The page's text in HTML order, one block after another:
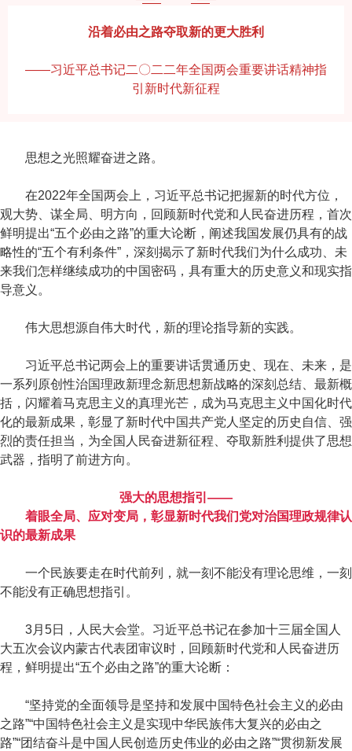
沿着必由之路夺取新的更大胜利
——习近平总书记二〇二二年全国两会重要讲话精神指
引新时代新征程
思想之光照耀奋进之路。
在2022年全国两会上，习近平总书记把握新的时代方位，
观大势、谋全局、明方向，回顾新时代党和人民奋进历程，首次
鲜明提出“五个必由之路”的重大论断，阐述我国发展仍具有的战
略性的“五个有利条件”，深刻揭示了新时代我们为什么成功、未
来我们怎样继续成功的中国密码，具有重大的历史意义和现实指
导意义。
伟大思想源自伟大时代，新的理论指导新的实践。
习近平总书记两会上的重要讲话贯通历史、现在、未来，是
一系列原创性治国理政新理念新思想新战略的深刻总结、最新概
括，闪耀着马克思主义的真理光芒，成为马克思主义中国化时代
化的最新成果，彰显了新时代中国共产党人坚定的历史自信、强
烈的责任担当，为全国人民奋进新征程、夺取新胜利提供了思想
武器，指明了前进方向。
强大的思想指引——
着眼全局、应对变局，彰显新时代我们党对治国理政规律认
识的最新成果
一个民族要走在时代前列，就一刻不能没有理论思维，一刻
不能没有正确思想指引。
3月5日，人民大会堂。习近平总书记在参加十三届全国人
大五次会议内蒙古代表团审议时，回顾新时代党和人民奋进历
程，鲜明提出“五个必由之路”的重大论断：
“坚持党的全面领导是坚持和发展中国特色社会主义的必由
之路”“中国特色社会主义是实现中华民族伟大复兴的必由之
路”“团结奋斗是中国人民创造历史伟业的必由之路”“贯彻新发展